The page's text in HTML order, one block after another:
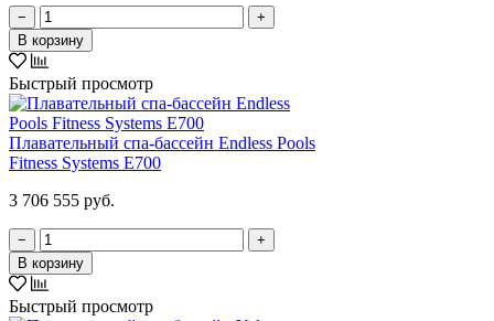
−
+
В корзину
Быстрый просмотр
Плавательный спа-бассейн Endless Pools
Fitness Systems E700
3 706 555 руб.
−
+
В корзину
Быстрый просмотр